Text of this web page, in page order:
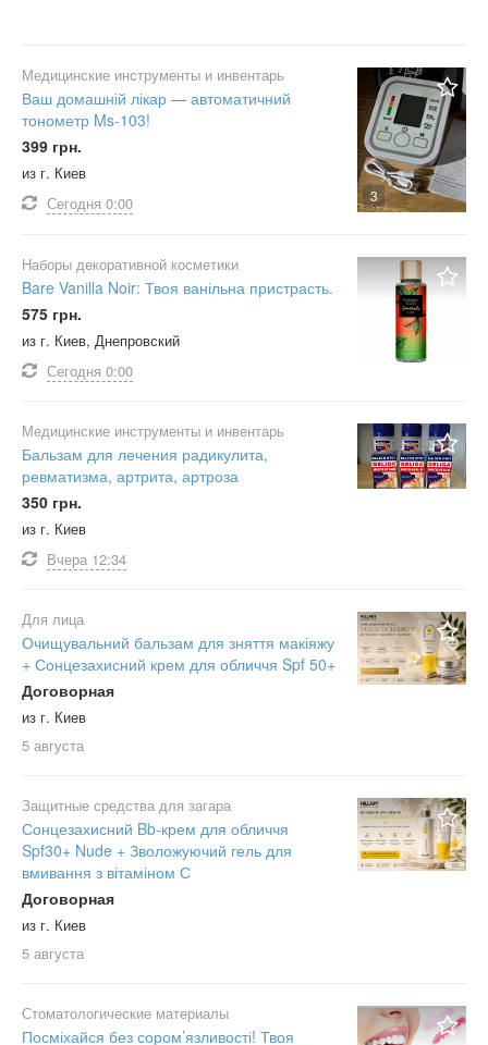
3
Медицинские инструменты и инвентарь
Ваш домашній лікар — автоматичний
тонометр Ms-103!
399 грн.
из г. Киев
Сегодня 0:00
Наборы декоративной косметики
Bare Vanilla Noir: Твоя ванільна пристрасть.
575 грн.
из г. Киев, Днепровский
Сегодня 0:00
Медицинские инструменты и инвентарь
Бальзам для лечения радикулита,
ревматизма, артрита, артроза
350 грн.
из г. Киев
Вчера 12:34
Для лица
Очищувальний бальзам для зняття макіяжу
+ Сонцезахисний крем для обличчя Spf 50+
Договорная
из г. Киев
5 августа
Защитные средства для загара
Сонцезахисний Bb-крем для обличчя
Spf30+ Nude + Зволожуючий гель для
вмивання з вітаміном С
Договорная
из г. Киев
5 августа
Стоматологические материалы
Посміхайся без сором’язливості! Твоя